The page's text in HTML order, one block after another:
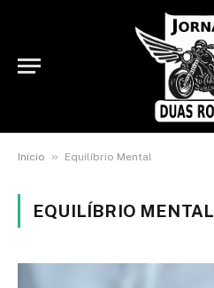
Início » Equilíbrio Mental
EQUILÍBRIO MENTAL